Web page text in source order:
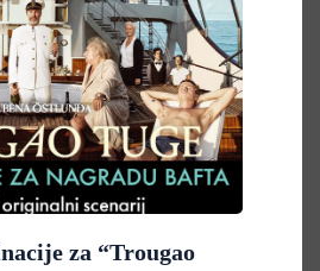
za “Trougao